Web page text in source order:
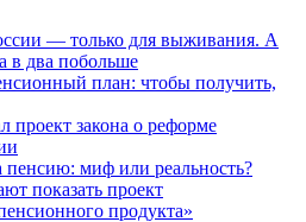
— только для выживания. А
в два побольше
план: чтобы получить,
закона о реформе
миф или реальность?
показать проект
продукта»